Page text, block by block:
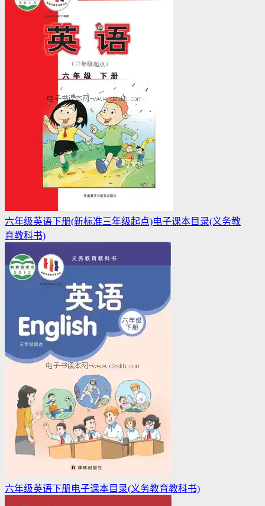
六年级英语下册(新标准三年级起点)电子课本目录(义务教
育教科书)
六年级英语下册电子课本目录(义务教育教科书)